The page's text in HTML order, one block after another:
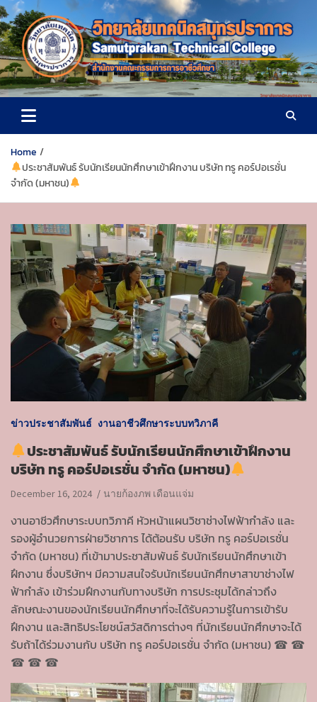
S
k
i
p
t
o
c
n
ฝ่ายวิชาการวิทยาลัยเทคนิค
สมุทรปราการ
Home
ประชาสัมพันธ์ รับนักเรียนนักศึกษาเข้าฝึกงาน บริษัท ทรู คอร์ปอเรชั่น
จำกัด (มหาชน)
ข่าวประชาสัมพันธ์ งานอาชีวศึกษาระบบทวิภาคี
ประชาสัมพันธ์ รับนักเรียนนักศึกษาเข้าฝึกงาน
บริษัท ทรู คอร์ปอเรชั่น จำกัด (มหาชน)
December 16, 2024 นายก้องภพ เดือนแจ่ม
งานอาชีวศึกษาระบบทวิภาคี หัวหน้าแผนวิชาช่างไฟฟ้ากำลัง และ
รองผู้อำนวยการฝ่ายวิชาการ ได้ต้อนรับ บริษัท ทรู คอร์ปอเรชั่น
จำกัด (มหาชน) ที่เข้ามาประชาสัมพันธ์ รับนักเรียนนักศึกษาเข้า
ฝึกงาน ซึ่งบริษัทฯ มีความสนใจรับนักเรียนนักศึกษาสาขาช่างไฟ
ฟ้ากำลัง เข้าร่วมฝึกงานกับทางบริษัท การประชุมได้กล่าวถึง
ลักษณะงานของนักเรียนนักศึกษาที่จะได้รับความรู้ในการเข้ารับ
ฝึกงาน และสิทธิประโยชน์สวัสดิการต่างๆ ที่นักเรียนนักศึกษาจะได้
รับถ้าได้ร่วมงานกับ บริษัท ทรู คอร์ปอเรชั่น จำกัด (มหาชน) ☎ ☎
☎ ☎ ☎